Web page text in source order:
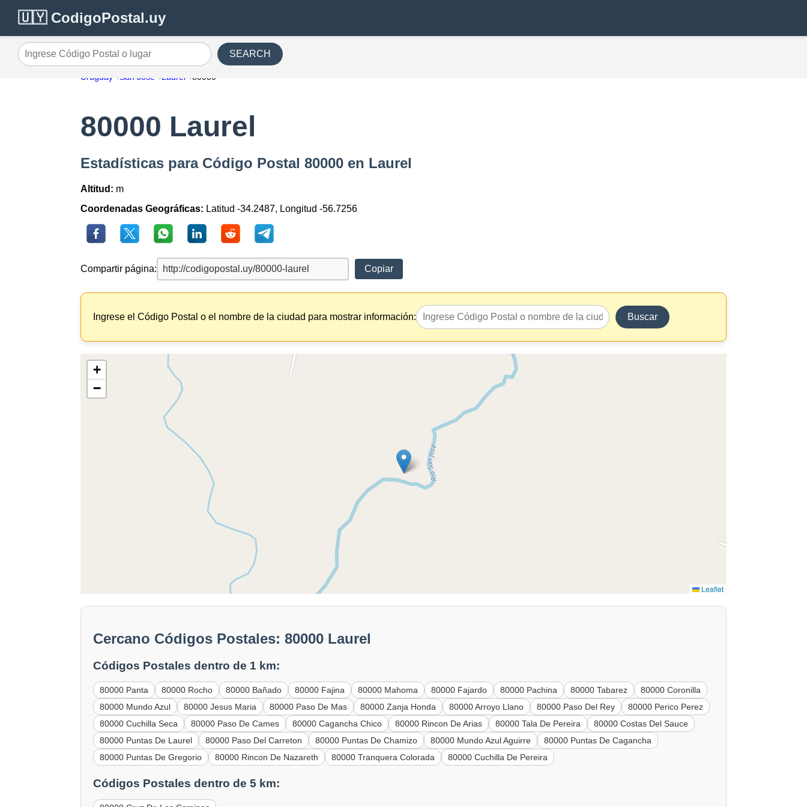
🇺🇾 CodigoPostal.uy
Ingrese Código Postal o lugar SEARCH
Uruguay San Jose Laurel 80000
80000 Laurel
Estadísticas para Código Postal 80000 en Laurel
Altitud: m
Coordenadas Geográficas: Latitud -34.2487, Longitud -56.7256
Compartir página: Copiar
Ingrese el Código Postal o el nombre de la ciudad para mostrar información: Buscar
+
−
Leaflet
Cercano Códigos Postales: 80000 Laurel
Códigos Postales dentro de 1 km:
80000 Panta 80000 Rocho 80000 Bañado 80000 Fajina 80000 Mahoma 80000 Fajardo 80000 Pachina 80000 Tabarez
80000 Coronilla
80000 Mundo Azul
80000 Jesus Maria 80000 Paso De Mas 80000 Zanja Honda 80000 Arroyo Llano 80000 Paso Del Rey
80000 Perico Perez
80000 Cuchilla Seca
80000 Paso De Cames 80000 Cagancha Chico 80000 Rincon De Arias 80000 Tala De Pereira
80000 Costas Del Sauce
80000 Puntas De Laurel
80000 Paso Del Carreton 80000 Puntas De Chamizo 80000 Mundo Azul Aguirre
80000 Puntas De Cagancha
80000 Puntas De Gregorio
80000 Rincon De Nazareth 80000 Tranquera Colorada 80000 Cuchilla De Pereira
Códigos Postales dentro de 5 km: